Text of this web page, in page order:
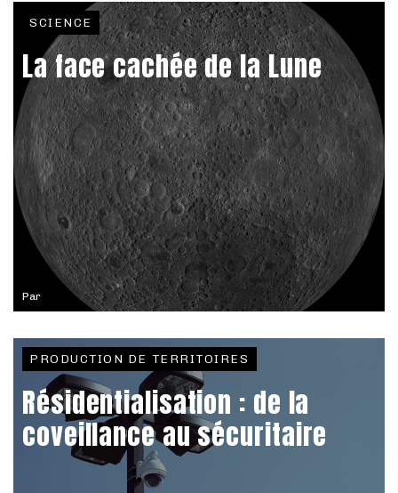
Par
SCIENCE
La face cachée de la Lune
PRODUCTION DE TERRITOIRES
Résidentialisation : de la
coveillance au sécuritaire